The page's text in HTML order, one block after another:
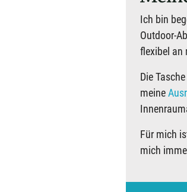
Ich bin
Outdoor-
flexibel an
Die
meine
Für mich
mich